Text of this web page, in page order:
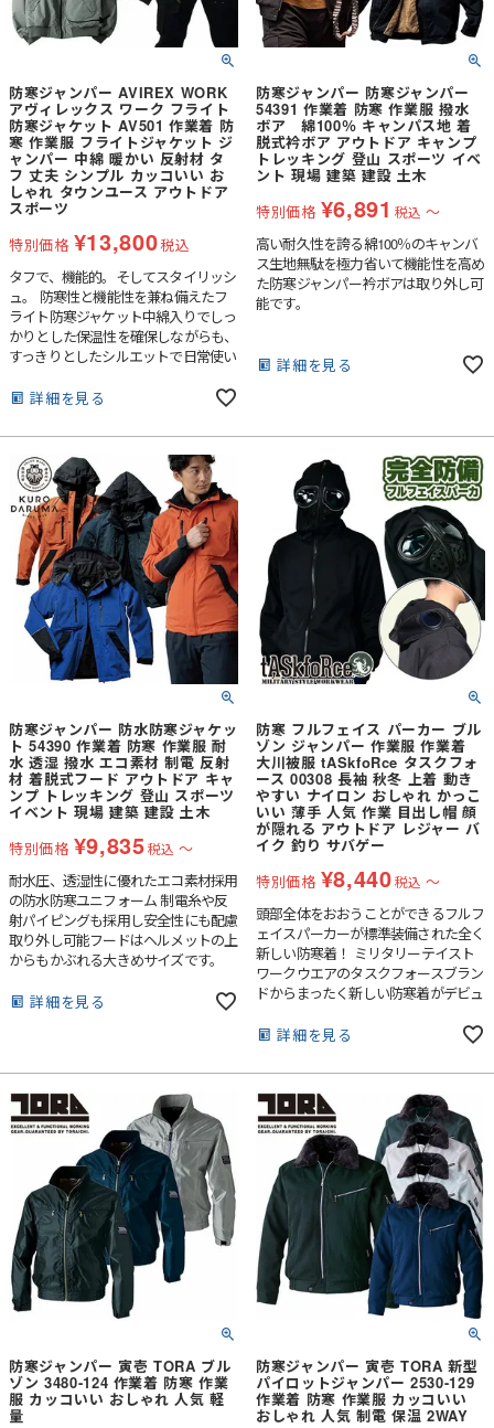
防寒ジャンパー AVIREX WORK
アヴィレックス ワーク フライト
防寒ジャケット AV501 作業着 防
寒 作業服 フライトジャケット ジ
ャンパー 中綿 暖かい 反射材 タ
フ 丈夫 シンプル カッコいい お
しゃれ タウンユース アウトドア
スポーツ
特別価格 ¥13,800税込
タフで、機能的。そしてスタイリッシ
ュ。 防寒性と機能性を兼ね備えたフ
ライト防寒ジャケット中綿入りでしっ
かりとした保温性を確保しながらも、
すっきりとしたシルエットで日常使い
口や裾はリブ仕様で風の侵入を防ぎ、
ケットを採用することで収納力と存在
感を高め、さらに多数のポケットを備
えることで使い勝手も充実細部へのこ
だわりがシンプルながらも個性を際立
たせています。作業の現場でも、街中
でも。“機能美”をまとうという選択肢
を、あなたに。
詳細を見る
防寒ジャンパー 防寒ジャンパー
54391 作業着 防寒 作業服 撥水
ボア 綿100％ キャンパス地 着
脱式衿ボア アウトドア キャンプ
トレッキング 登山 スポーツ イベ
ント 現場 建築 建設 土木
特別価格 ¥6,891 税込 〜
高い耐久性を誇る綿100％のキャンバ
ス生地無駄を極力省いて機能性を高め
た防寒ジャンパー衿ボアは取り外し可
能です。
詳細を見る
防寒ジャンパー 防水防寒ジャケッ
ト 54390 作業着 防寒 作業服 耐
水 透湿 撥水 エコ素材 制電 反射
材 着脱式フード アウトドア キャ
ンプ トレッキング 登山 スポーツ
イベント 現場 建築 建設 土木
特別価格 ¥9,835税込 〜
耐水圧、透湿性に優れたエコ素材採用
の防水防寒ユニフォーム 制電糸や反
射パイピングも採用し安全性にも配慮
取り外し可能フードはヘルメットの上
からもかぶれる大きめサイズです。
詳細を見る
防寒 フルフェイス パーカー ブル
ゾン ジャンパー 作業服 作業着
大川被服 tASkfoRce タスクフォ
ース 00308 長袖 秋冬 上着 動き
やすい ナイロン おしゃれ かっこ
いい 薄手 人気 作業 目出し帽 顔
が隠れる アウトドア レジャー バ
イク 釣り サバゲー
特別価格 ¥8,440税込 〜
頭部全体をおおうことができるフルフ
ェイスパーカーが標準装備された全く
新しい防寒着！ ミリタリーテイスト
ワークウエアのタスクフォースブラン
ドからまったく新しい防寒着がデビュ
きるフルフェイスパーカー標準装備。
方は無限大！
詳細を見る
防寒ジャンパー 寅壱 TORA ブル
ゾン 3480-124 作業着 防寒 作業
服 カッコいい おしゃれ 人気 軽
量
防寒ジャンパー 寅壱 TORA 新型
パイロットジャンパー 2530-129
作業着 防寒 作業服 カッコいい
おしゃれ 人気 制電 保温 2WAY